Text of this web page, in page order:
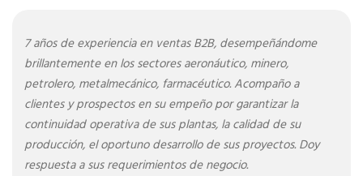
7 años de experiencia en ventas B2B, desempeñándome
brillantemente en los sectores aeronáutico, minero,
petrolero, metalmecánico, farmacéutico. Acompaño a
clientes y prospectos en su empeño por garantizar la
continuidad operativa de sus plantas, la calidad de su
producción, el oportuno desarrollo de sus proyectos. Doy
respuesta a sus requerimientos de negocio.